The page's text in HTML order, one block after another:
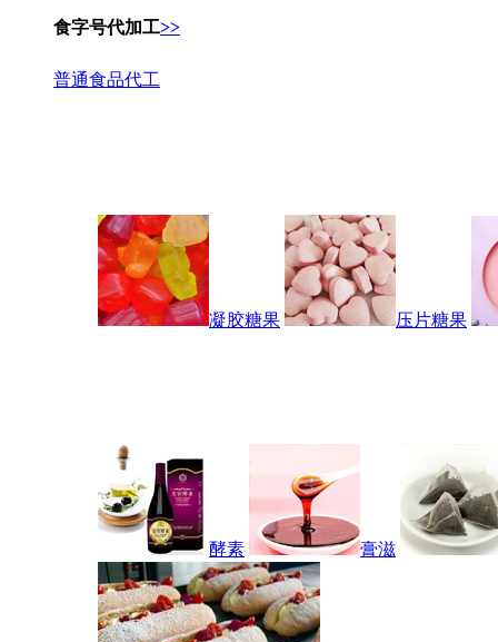
食字号代加工>>
普通食品代工
凝胶糖果 压片糖果
酵素 膏滋